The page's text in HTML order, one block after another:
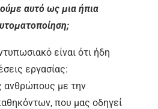
αυτό ως μια ήπια
είναι ότι ήδη
εργασίας:
ανθρώπους με την
που μας οδηγεί